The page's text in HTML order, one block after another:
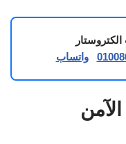
واتساب